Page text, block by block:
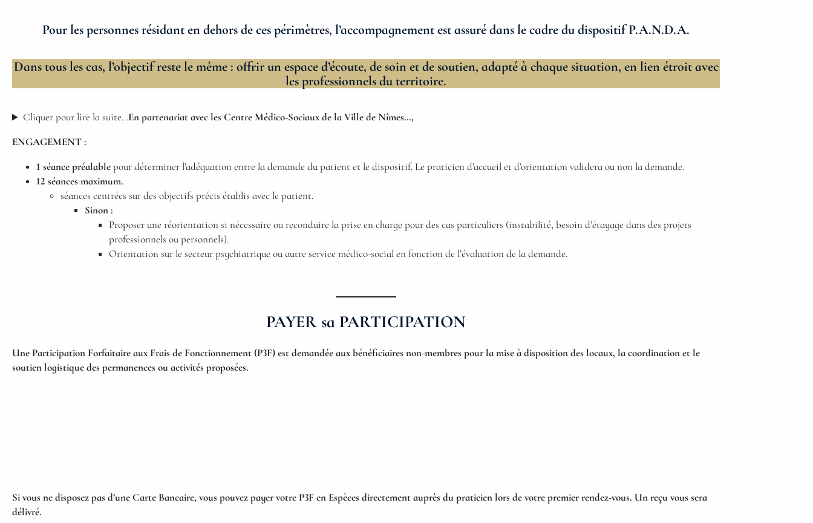
Pour les personnes résidant en dehors de ces périmètres, l’accompagnement est assuré dans le cadre du dispositifP.A.N.D.A.
Dans tous les cas, l’objectif reste le même : offrir un espace d’écoute, de soin et de soutien, adapté à chaque situation, en lien étroit avec
les professionnels du territoire.
Cliquer pour lire la suite…En partenariat avec les Centre Médico-Sociaux de la Ville de Nîmes…,
ENGAGEMENT :
1 séance préalablepour déterminer l’adéquation entre la demande du patient et le dispositif. Le praticien d’accueil et d’orientation validera ou non la demande.
12 séances maximum.
séances centrées sur des objectifs précis établis avec le patient.
Sinon :
Proposer une réorientation si nécessaire ou reconduire la prise en charge pour des cas particuliers (instabilité, besoin d’étayage dans des projets
professionnels ou personnels).
Orientation sur le secteur psychiatrique ou autre service médico-social en fonction de l’évaluation de la demande.
PAYER sa PARTICIPATION
Une Participation Forfaitaire aux Frais de Fonctionnement (P3F) est demandée aux bénéficiaires non-membres pour la mise à disposition des locaux, la coordination et le
soutien logistique des permanences ou activités proposées.
Si vous ne disposez pas d’une Carte Bancaire, vous pouvez payer votre P3F en Espèces directement auprès du praticien lors de votre premier rendez-vous. Un reçu vous sera
délivré.